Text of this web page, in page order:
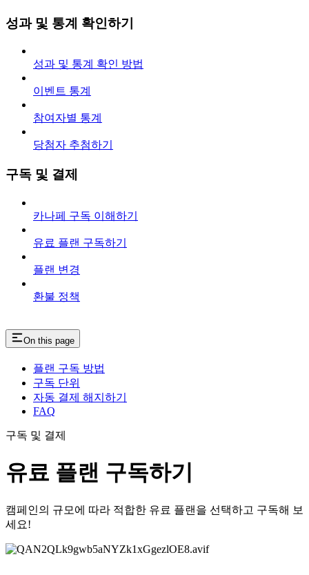
성과 및 통계 확인하기
성과 및 통계 확인 방법
이벤트 통계
참여자별 통계
당첨자 추첨하기
구독 및 결제
카나페 구독 이해하기
유료 플랜 구독하기
플랜 변경
환불 정책
On this page
플랜 구독 방법
구독 단위
자동 결제 해지하기
FAQ
구독 및 결제
유료 플랜 구독하기
캠페인의 규모에 따라 적합한 유료 플랜을 선택하고 구독해 보
세요!